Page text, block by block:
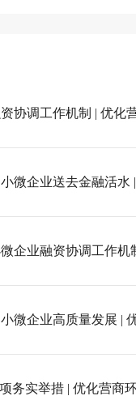
协调工作机制 | 优化
微企业送去金融活水
企业融资协调工作
微企业高质量发展 |
务实举措 | 优化营商